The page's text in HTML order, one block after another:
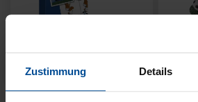
Zustimmung Details